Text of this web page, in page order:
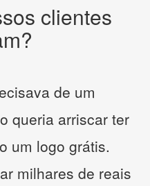
clientes
de um
queria arriscar ter
um logo grátis.
milhares de reais